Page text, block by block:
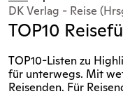
DK Verlag - Reise
TOP10
TOP10-Listen zu
für unterwegs. Mit
Reisenden. Für